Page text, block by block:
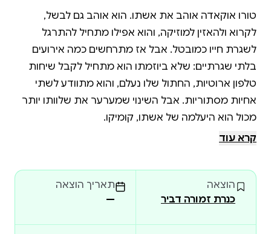
טורו אוקאדה אוהב את אשתו. הוא אוהב גם לבשל,
לקרוא ולהאזין למוזיקה, והוא אפילו מתחיל להתרגל
לשגרת חייו כמובטל. אבל אז מתרחשים כמה אירועים
בלתי שגרתיים: שלא ביוזמתו הוא מתחיל לקבל שיחות
טלפון ארוטיות, החתול שלו נעלם, והוא מתוודע לשתי
אחיות מסתוריות. אבל השינוי שמערער את שלוותו יותר
שלל דמויות משונות ובלתי צפויות, כגון מוסקט ובנה
קינמון; מתוודע לסיפורו של לוטננט טוקטארו ממיה, ניצול
בעל-כורחו ממלחמת העולם השנייה; ומקבל איומים מגיסו
קרא עוד
הוצאה
כנרת זמורה דביר
תאריך הוצאה
—